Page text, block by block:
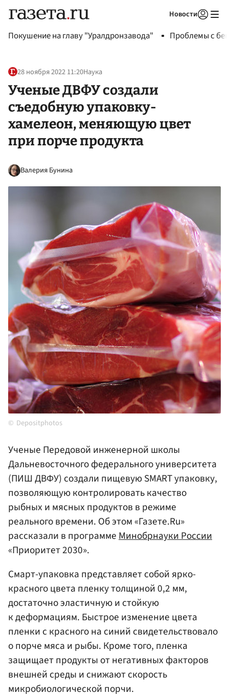
Новости
Покушение на главу "Уралдронзавода" Проблемы с
28 ноября 2022 11:20Наука
Ученые ДВФУ создали
съедобную упаковку-
хамелеон, меняющую цвет
при порче продукта
Валерия Бунина
Depositphotos
Ученые Передовой инженерной школы
Дальневосточного федерального университета
(ПИШ ДВФУ) создали пищевую SMART упаковку,
позволяющую контролировать качество
рыбных и мясных продуктов в режиме
реального времени. Об этом «Газете.Ru»
рассказали в программеМинобрнаукиРоссии
«Приоритет 2030».
Смарт-упаковка представляет собой ярко-
красного цвета пленку толщиной 0,2 мм,
достаточно эластичную и стойкую
к деформациям. Быстрое изменение цвета
пленки с красного на синий свидетельствовало
о порче мяса и рыбы. Кроме того, пленка
защищает продукты от негативных факторов
внешней среды и снижают скорость
микробиологической порчи.